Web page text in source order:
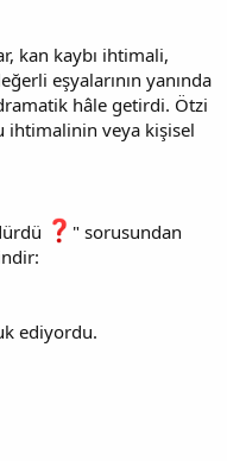
kan kaybı ihtimali,
eşyalarının yanında
hâle getirdi. Ötzi
ihtimalinin veya kişisel
" sorusundan
ediyordu.